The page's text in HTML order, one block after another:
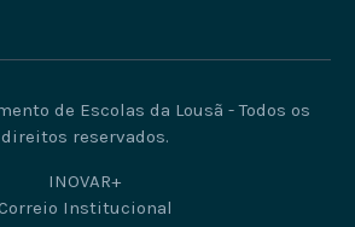
de Escolas da Lousã - Todos os
direitos reservados.
INOVAR+
Institucional